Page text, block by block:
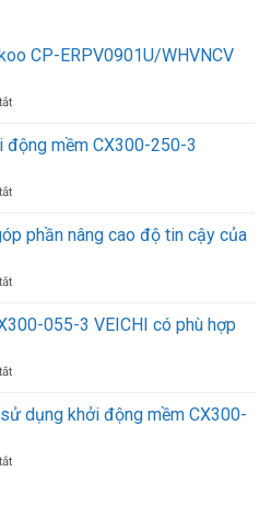
CP-ERPV0901U/WHVNCV
ở
lọc
nước
CP-
giá
động mềm CX300-250-3
ở
dụng
của
động
CX300-
VEICHI
phần nâng cao độ tin cậy của
ở
4PT
phần
cao
cậy
055-3 VEICHI có phù hợp
ở
động
mềm
055-
dụng khởi động mềm CX300-
ở